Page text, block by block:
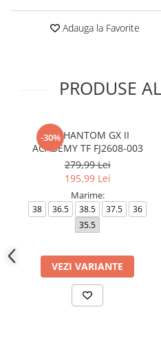
Adauga la Favorite
PRODUSE
-30%
JR PHANTOM GX II
ACADEMY TF FJ2608-003
279,99 Lei
195,99 Lei
Marime:
38 36.5 38.5 37.5
36
35.5
VEZI VARIANTE